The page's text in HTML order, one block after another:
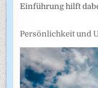
Einführung hilft
Persönlichkeit und